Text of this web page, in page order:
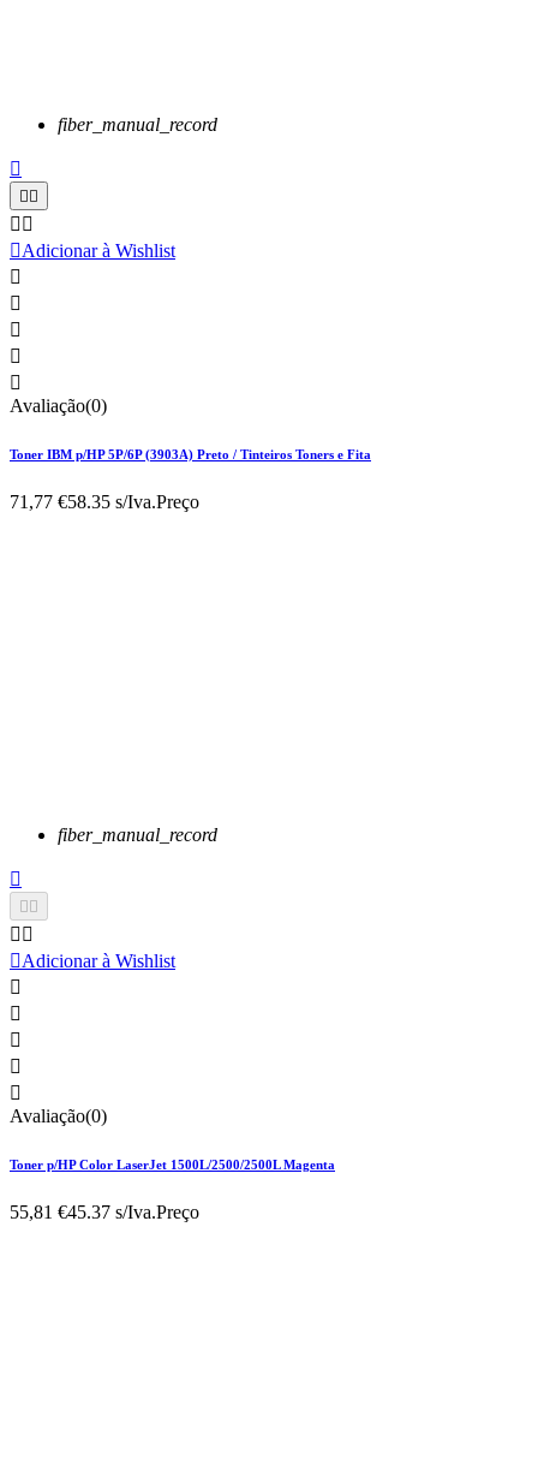
fiber_manual_record

 
 
Adicionar à Wishlist





Avaliação(0)
Toner IBM p/HP 5P/6P (3903A) Preto / Tinteiros Toners e Fita
71,77 €58.35 s/Iva.Preço
fiber_manual_record

 
 
Adicionar à Wishlist





Avaliação(0)
Toner p/HP Color LaserJet 1500L/2500/2500L Magenta
55,81 €45.37 s/Iva.Preço